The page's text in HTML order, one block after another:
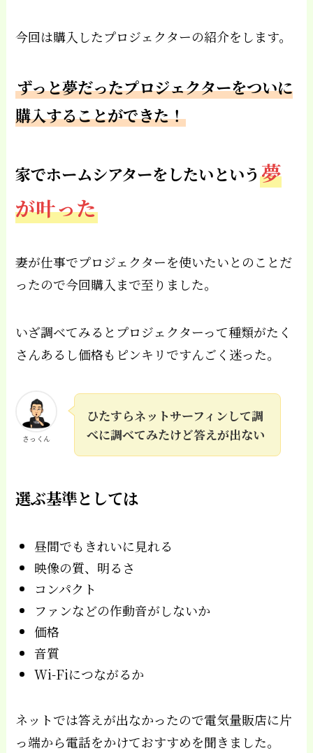
今回は購入したプロジェクターの紹介をします。
ずっと夢だったプロジェクターをついに
購入することができた！
家でホームシアターをしたいという夢
が叶った
妻が仕事でプロジェクターを使いたいとのことだ
ったので今回購入まで至りました。
いざ調べてみるとプロジェクターって種類がたく
さんあるし価格もピンキリですんごく迷った。
さっくん
ひたすらネットサーフィンして調
べに調べてみたけど答えが出ない
選ぶ基準としては
昼間でもきれいに見れる
映像の質、明るさ
コンパクト
ファンなどの作動音がしないか
価格
音質
Wi-Fiにつながるか
ネットでは答えが出なかったので電気量販店に片
っ端から電話をかけておすすめを聞きました。